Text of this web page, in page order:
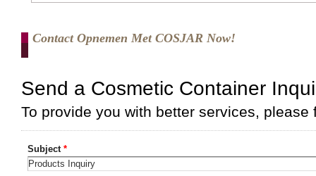
Contact Opnemen Met COSJAR Now!